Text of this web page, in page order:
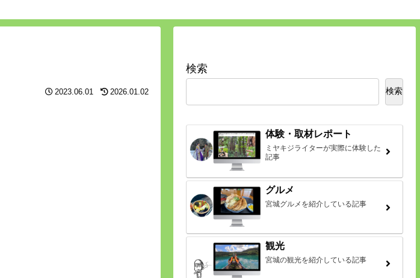
2023.06.01 2026.01.02
検索
検索
体験・取材レポート
ミヤキジライターが実際に体験した
記事
グルメ
宮城グルメを紹介している記事
観光
宮城の観光を紹介している記事